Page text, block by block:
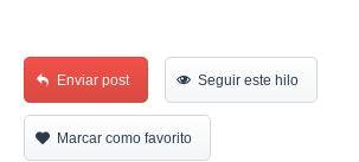
Enviar post Seguir este hilo
Marcar como favorito